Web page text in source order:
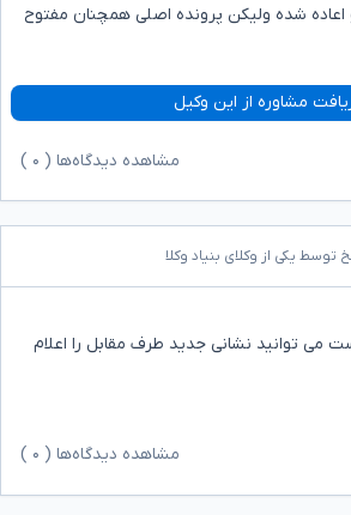
اعاده شده ولیکن پرونده اصلی همچنان مفتوح
مشاوره از این وکیل
مشاهده دیدگاه‌ها ( ۰
توسط یکی از وکلای بنیاد وکلا
می توانید نشانی جدید طرف مقابل را اعلام
مشاهده دیدگاه‌ها ( ۰